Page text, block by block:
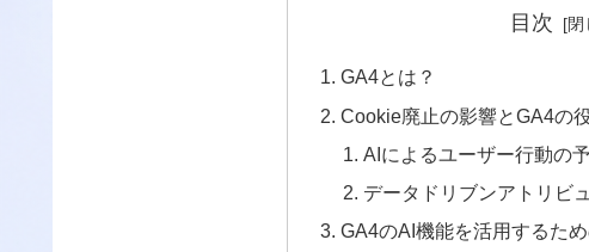
目次
GA4とは？
Cookie廃止の影響とGA4の
AIによるユーザー行動の
データドリブンアトリビ
GA4のAI機能を活用するた